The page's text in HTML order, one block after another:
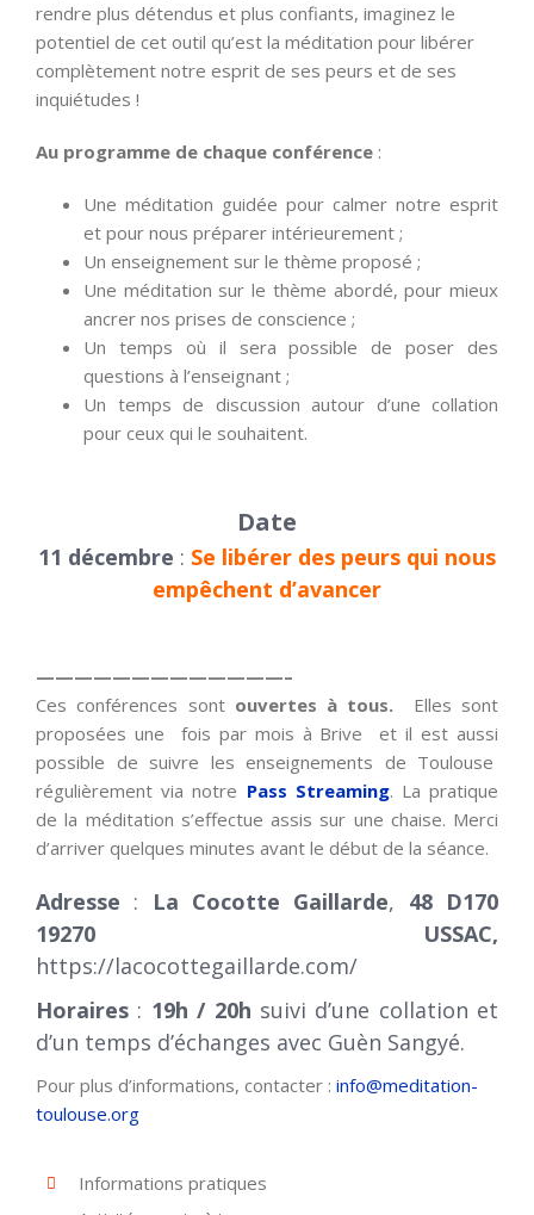
rendre plus détendus et plus confiants, imaginez le
potentiel de cet outil qu’est la méditation pour libérer
complètement notre esprit de ses peurs et de ses
inquiétudes !
Au programme de chaque conférence :
Une méditation guidée pour calmer notre esprit
et pour nous préparer intérieurement ;
Un enseignement sur le thème proposé ;
Une méditation sur le thème abordé, pour mieux
ancrer nos prises de conscience ;
Un temps où il sera possible de poser des
questions à l’enseignant ;
Un temps de discussion autour d’une collation
pour ceux qui le souhaitent.
Date
11 décembre : Se libérer des peurs qui nous
empêchent d’avancer
—————————————–
Ces conférences sont ouvertes à tous.
Elles sont
proposées une fois par mois à Brive et il est aussi
possible de suivre les enseignements de Toulouse
régulièrement via notre Pass Streaming. La pratique
de la méditation s’effectue assis sur une chaise. Merci
d’arriver quelques minutes avant le début de la séance.
Adresse : La Cocotte Gaillarde, 48 D170
19270 USSAC,
https://lacocottegaillarde.com/
Horaires : 19h / 20h suivi d’une collation et
d’un temps d’échanges avec Guèn Sangyé.
Pour plus d’informations, contacter : info@meditation-
toulouse.org
Informations pratiques